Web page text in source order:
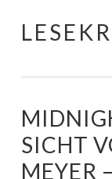
Springe
SICHT
MEYER